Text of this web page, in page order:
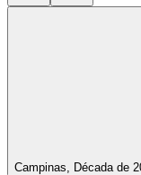
Campinas, Década de